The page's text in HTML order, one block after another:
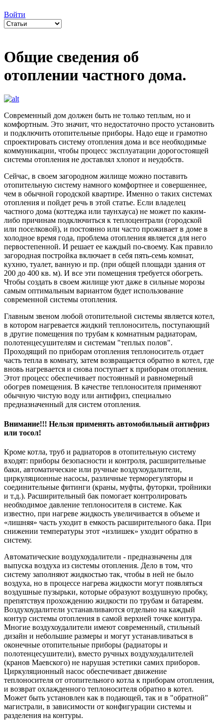
Войти
Общие сведения об
отоплении частного дома.
Современный дом должен быть не только теплым, но и
комфортным. Это значит, что недостаточно просто установить
и подключить отопительные приборы. Надо еще и грамотно
спроектировать систему отопления дома и все необходимые
коммуникации, чтобы процесс эксплуатации дорогостоящей
системы отопления не доставлял хлопот и неудобств.
Сейчас, в своем загородном жилище можно поставить
отопительную систему намного комфортнее и совершеннее,
чем в обычной городской квартире. Именно о таких системах
отопления и пойдет речь в этой статье. Если владелец
частного дома (коттеджа или таунхауса) не может по каким-
либо причинам подключиться к теплоцентрали (городской
или поселковой), и постоянно или часто проживает в доме в
холодное время года, проблема отопления является для него
первостепенной. И решает ее каждый по-своему. Как правило
загородная постройка включает в себя пять-семь комнат,
кухню, туалет, ванную и пр. (при общей площади здания от
200 до 400 кв. м). И все эти помещения требуется обогреть.
Чтобы создать в своем жилище уют даже в сильные морозы
самым оптимальным вариантом будет использование
современной системы отопления.
Главным звеном любой отопительной системы является котел,
в котором нагревается жидкий теплоноситель, поступающий
в другие помещения по трубам к комнатным радиаторам,
полотенцесушителям и системам "теплых полов".
Проходящий по приборам отопления теплоноситель отдает
часть тепла в комнату, затем возвращается обратно в котел, где
вновь нагревается и снова поступает к приборам отопления.
Этот процесс обеспечивает постоянный и равномерный
обогрев помещения. В качестве теплоносителя применяют
обычную чистую воду или антифриз, специально
предназначенный для систем отопления.
Внимание!!! Нельзя применять автомобильный антифриз
или тосол!
Кроме котла, труб и радиаторов в отопительную систему
входят: приборы безопасности и контроля, расширительные
баки, автоматические или ручные воздухоудалители,
циркуляционные насосы, различные терморегуляторы и
соединительные фитинги (краны, муфты, футорки, тройники
и т.д.). Расширительный бак помогает контролировать
необходимое давление теплоносителя в системе. Как
известно, при нагреве жидкость увеличивается в объеме и
«лишняя» часть уходит в емкость расширительного бака. При
снижении температуры этот «излишек» уходит обратно в
систему.
Автоматические воздухоудалители - предназначены для
выпуска воздуха из системы отопления. Дело в том, что
систему заполняют жидкостью так, чтобы в ней не было
воздуха, но в процессе нагрева жидкости могут появляться
воздушные пузырьки, которые образуют воздушную пробку,
препятствуя прохождению жидкости по трубам и батареям.
Воздухоудалители устанавливаются отдельно на каждый
контур системы отопления в самой верхней точке контура.
Многие воздухоудалители имеют современный, стильный
дизайн и небольшие размеры и могут устанавливаться в
оконечные отопительные приборы (радиаторы и
полотенцесушители), вместо ручных воздухоудалителей
(кранов Маевского) не нарушая эстетики самих приборов.
Циркуляционный насос обеспечивает движение
теплоносителя от отопительного котла к приборам отопления,
и возврат охлажденного теплоносителя обратно в котел.
Может быть установлен как в подающей, так и в "обратной"
магистрали, в зависимости от конфигурации системы и
разделения на контуры.